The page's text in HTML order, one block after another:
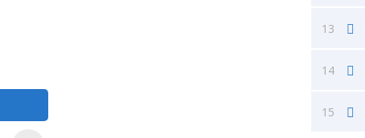
13
14
15